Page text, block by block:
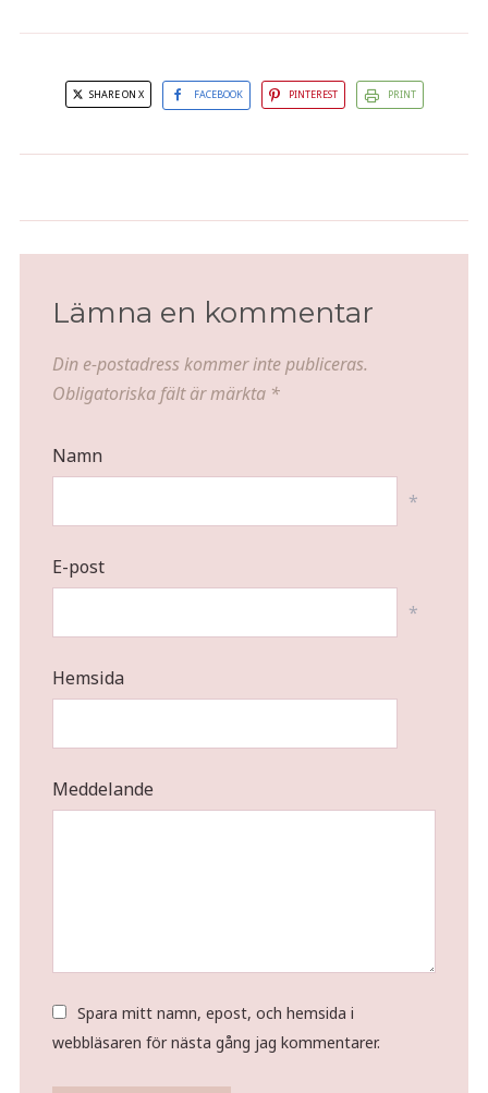
SHARE ON X FACEBOOK PINTEREST PRINT
Lämna en kommentar
Din e-postadress kommer inte publiceras.
Obligatoriska fält är märkta *
Namn
*
E-post
*
Hemsida
Meddelande
Spara mitt namn, epost, och hemsida i
webbläsaren för nästa gång jag kommentarer.